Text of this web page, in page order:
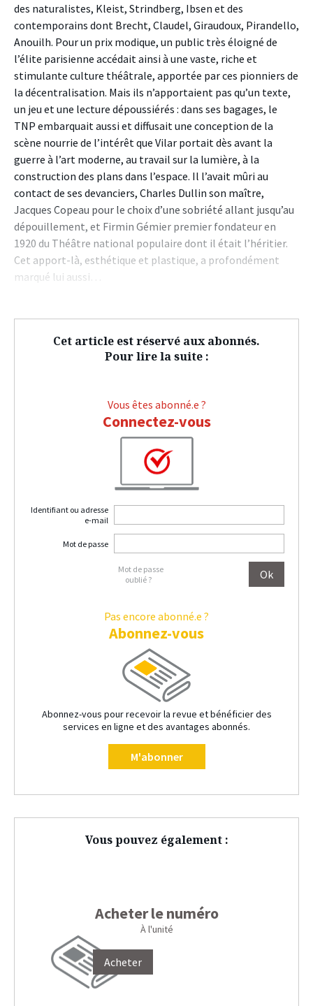
des naturalistes, Kleist, Strindberg, Ibsen et des
contemporains dont Brecht, Claudel, Giraudoux, Pirandello,
Anouilh. Pour un prix modique, un public très éloigné de
l’élite parisienne accédait ainsi à une vaste, riche et
stimulante culture théâtrale, apportée par ces pionniers de
la décentralisation. Mais ils n’apportaient pas qu’un texte,
un jeu et une lecture dépoussiérés : dans ses bagages, le
TNP embarquait aussi et diffusait une conception de la
scène nourrie de l’intérêt que Vilar portait dès avant la
guerre à l’art moderne, au travail sur la lumière, à la
construction des plans dans l’espace. Il l’avait mûri au
contact de ses devanciers, Charles Dullin son maître,
Jacques Copeau pour le choix d’une sobriété allant jusqu’au
dépouillement, et Firmin Gémier premier fondateur en
1920 du Théâtre national populaire dont il était l’héritier.
Cet apport-là, esthétique et plastique, a profondément
marqué lui aussi…
Cet article est réservé aux abonnés.
Pour lire la suite :
Vous êtes abonné.e ?
Connectez-vous
Identifiant ou adresse
e-mail
Mot de passe
Mot de passe
oublié ?
Pas encore abonné.e ?
Abonnez-vous
Abonnez-vous pour recevoir la revue et bénéficier des
services en ligne et des avantages abonnés.
M'abonner
Vous pouvez également :
Acheter le numéro
À l'unité
Acheter